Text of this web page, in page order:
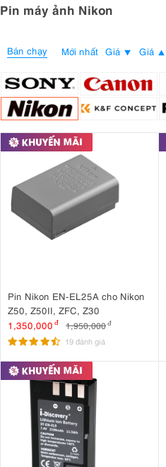
Pin máy ảnh Nikon
Bán chạy Mới nhất Giá Giá
Pin Nikon EN-EL25A cho Nikon
Z50, Z50II, ZFC, Z30
1,350,000 đ 1,950,000đ
19 đánh giá